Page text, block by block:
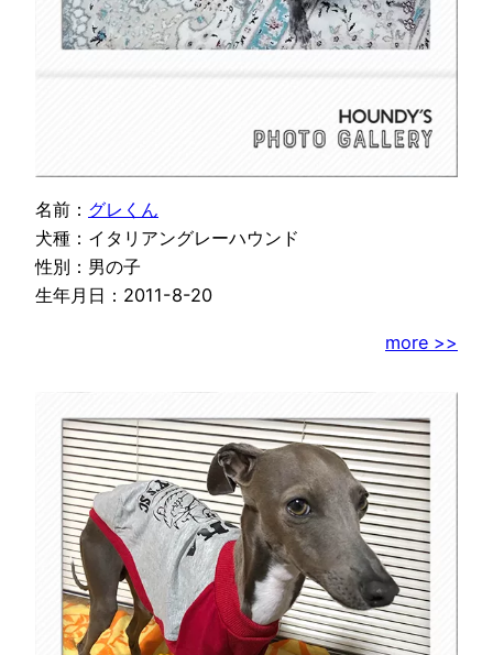
名前： グレくん
犬種：イタリアングレーハウンド
性別：男の子
生年月日：2011-8-20
more >>